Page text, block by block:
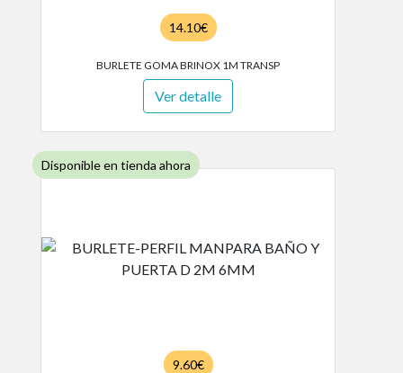
14.10€
BURLETE GOMA BRINOX 1M TRANSP
Ver detalle
Disponible en tienda ahora
9.60€